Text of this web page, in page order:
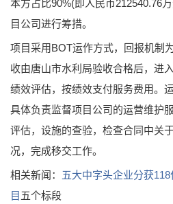
本方占比90%(即人民币212540.76
目公司进行筹措。
项目采用BOT运作方式，回报机制
收由唐山市水利局验收合格后，进
绩效评估，按绩效支付服务费用。
具体负责监督项目公司的运营维护
评估，设施的查验，检查合同中关
况，完成移交工作。
相关新闻： 五大中字头企业分获
目 五个标段